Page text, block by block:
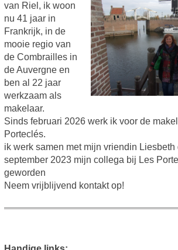
van Riel, ik woon
nu 41 jaar in
Frankrijk, in de
mooie regio van
de Combrailles in
de Auvergne en
ben al 22 jaar
werkzaam als
makelaar.
Sinds februari 2026 werk ik voor de
Porteclés.
ik werk samen met mijn vriendin Liesbeth
september 2023 mijn collega bij Les
geworden
Neem vrijblijvend kontakt op!